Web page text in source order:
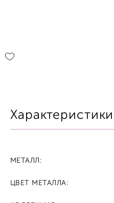
Характеристики
МЕТАЛЛ:
ЦВЕТ МЕТАЛЛА: